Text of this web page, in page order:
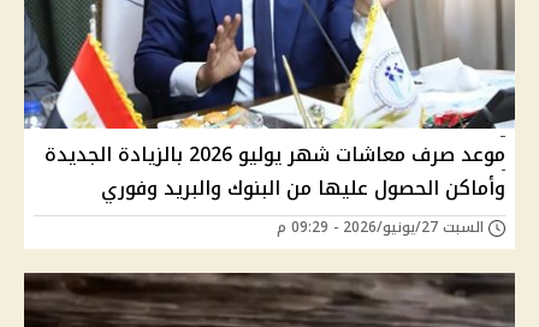
موعد صرف معاشات شهر يوليو 2026 بالزيادة الجديدة
وأماكن الحصول عليها من البنوك والبريد وفوري
السبت 27/يونيو/2026 - 09:29 م